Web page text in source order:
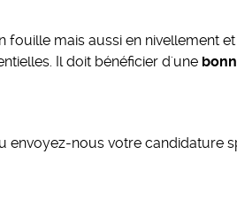
mais aussi en nivellement
Il doit bénéficier d'une
envoyez-nous votre candidature